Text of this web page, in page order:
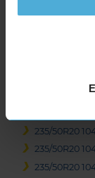
235/55R19
20-inch
235/50R20
235/50R20
235/50R20